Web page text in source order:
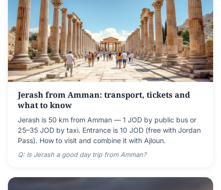
Jerash from Amman: transport, tickets and
what to know
Jerash is 50 km from Amman — 1 JOD by public bus or
25–35 JOD by taxi. Entrance is 10 JOD (free with Jordan
Pass). How to visit and combine it with Ajloun.
Q: Is Jerash a good day trip from Amman?